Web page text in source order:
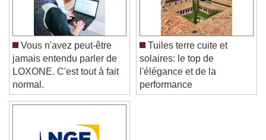
Color
Font Size
Text Edge Style
Vous n'avez peut-être
jamais entendu parler de
LOXONE. C'est tout à fait
normal.
Tuiles terre cuite et
solaires: le top de
l'élégance et de la
performance